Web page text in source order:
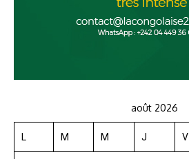
août 2026
L M M J V